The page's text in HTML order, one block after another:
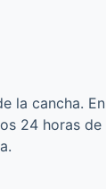
la cancha.
24 horas